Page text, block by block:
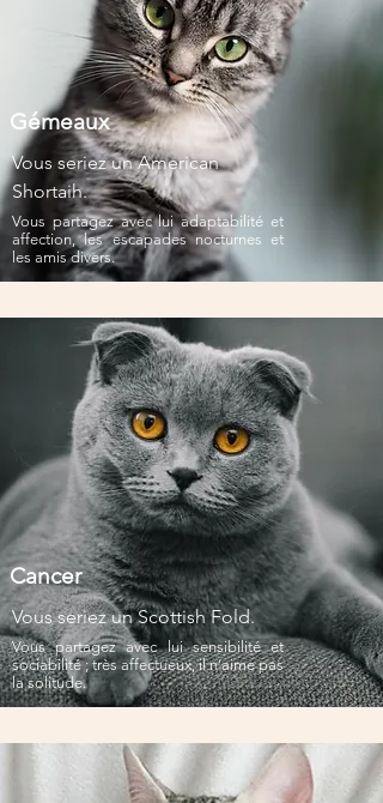
Gémeaux
Vous seriez un American
Shortaih.
Vous partagez avec lui adaptabilité et
affection, les escapades nocturnes et
les amis divers.
Cancer
Vous seriez un Scottish Fold.
Vous partagez avec lui sensibilité et
sociabilité ; très affectueux, il n’aime pas
la solitude.